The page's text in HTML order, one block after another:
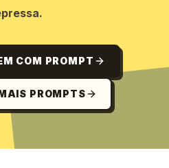
COM PROMPT
PROMPTS